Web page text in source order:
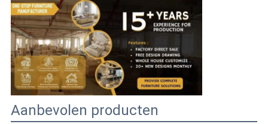
AAN
SITEMAP
PRIVACYBELEID
Aanbevolen producten